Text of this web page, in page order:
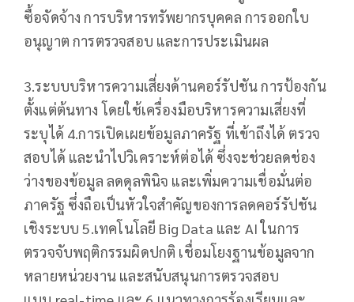
ซื้อจัดจ้าง การบริหารทรัพยากรบุคคล การออกใบ
อนุญาต การตรวจสอบ และการประเมินผล
3.ระบบบริหารความเสี่ยงด้านคอร์รัปชัน การป้องกัน
ตั้งแต่ต้นทาง โดยใช้เครื่องมือบริหารความเสี่ยงที่
ระบุได้ 4.การเปิดเผยข้อมูลภาครัฐ ที่เข้าถึงได้ ตรวจ
สอบได้ และนำไปวิเคราะห์ต่อได้ ซึ่งจะช่วยลดช่อง
ว่างของข้อมูล ลดดุลพินิจ และเพิ่มความเชื่อมั่นต่อ
ภาครัฐ ซึ่งถือเป็นหัวใจสำคัญของการลดคอร์รัปชัน
เชิงระบบ 5.เทคโนโลยี Big Data และ AI ในการ
ตรวจจับพฤติกรรมผิดปกติ เชื่อมโยงฐานข้อมูลจาก
หลายหน่วยงาน และสนับสนุนการตรวจสอบ